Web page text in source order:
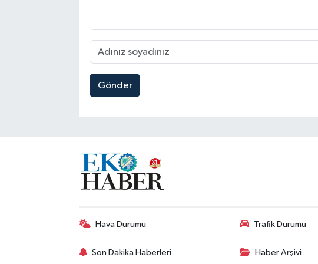
Gönder
Hava Durumu Trafik Durumu
Son Dakika Haberleri Haber Arşivi